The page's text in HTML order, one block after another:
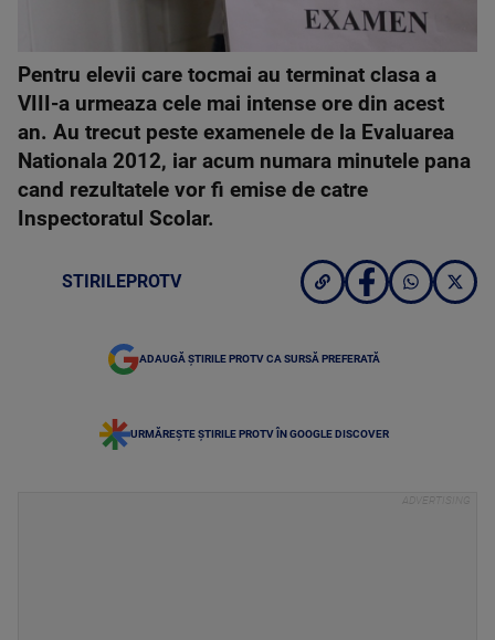
Pentru elevii care tocmai au terminat clasa a
VIII-a urmeaza cele mai intense ore din acest
an. Au trecut peste examenele de la Evaluarea
Nationala 2012, iar acum numara minutele pana
cand rezultatele vor fi emise de catre
Inspectoratul Scolar.
STIRILEPROTV
ADAUGĂ ȘTIRILE PROTV CA SURSĂ PREFERATĂ
URMĂREȘTE ȘTIRILE PROTV ÎN GOOGLE DISCOVER